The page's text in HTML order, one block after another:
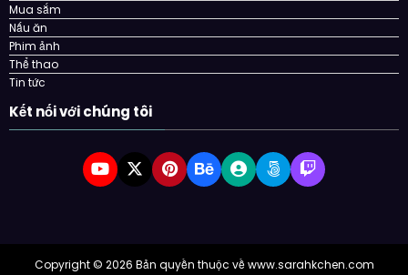
Mua sắm
Nấu ăn
Phim ảnh
Thể thao
Tin tức
Kết nối với chúng tôi
Copyright © 2026 Bản quyền thuộc về www.sarahkchen.com